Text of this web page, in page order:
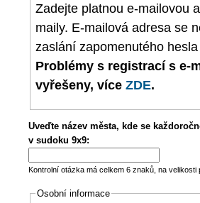
Zadejte platnou e-mailovou
maily. E-mailová adresa se
zaslání zapomenutého
Problémy s registrací s e-
vyřešeny, více ZDE.
Uveďte název města, kde se
v sudoku 9x9:
Kontrolní otázka má celkem 6 znaků, na velikosti
Osobní informace